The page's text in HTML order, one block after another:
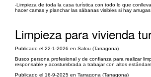
-Limpieza de toda la casa turística con todo lo que
hacer camas y planchar las sábanas visibles si hay
Limpieza para vivienda
Publicado el 22-1-2026 en Salou (Tarragona)
Busco persona profesional y de confianza para realizar
responsable y acostumbrada a trabajar con altos
Publicado el 16-9-2025 en Tarragona (Tarragona)